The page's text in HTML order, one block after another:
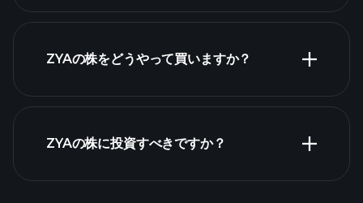
ZYAの株をどうやって買いますか？
ZYAの株に投資すべきですか？